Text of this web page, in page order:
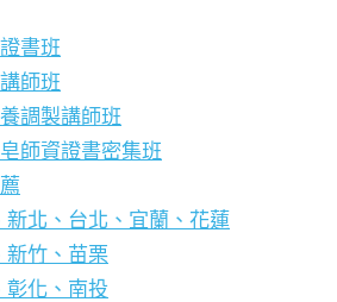
書班
師班
調製講師班
師資證書密集班
新北、台北、宜蘭、花蓮
新竹、苗栗
彰化、南投